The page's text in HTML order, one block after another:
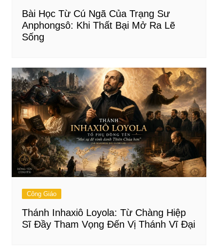
Bài Học Từ Cú Ngã Của Trạng Sư
Anphongsô: Khi Thất Bại Mở Ra Lẽ
Sống
Công Giáo
Thánh Inhaxiô Loyola: Từ Chàng Hiệp
Sĩ Đầy Tham Vọng Đến Vị Thánh Vĩ Đại